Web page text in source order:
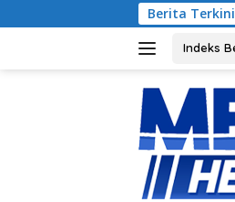
ke
Berita Terkini
Jaksa Agar Dihadirkan
Indeks